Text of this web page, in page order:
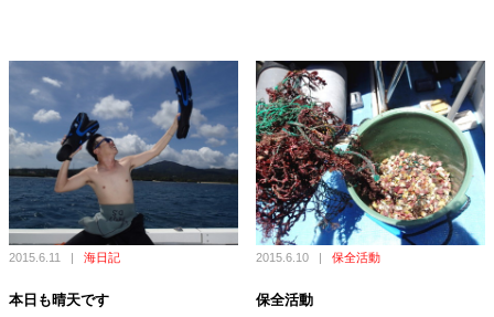
2015.6.11 | 海日記
本日も晴天です
2015.6.10 | 保全活動
保全活動